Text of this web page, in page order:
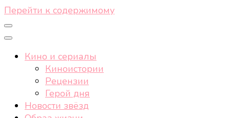
Перейти к содержимому
Кино и сериалы
Киноистории
Рецензии
Герой дня
Новости звёзд